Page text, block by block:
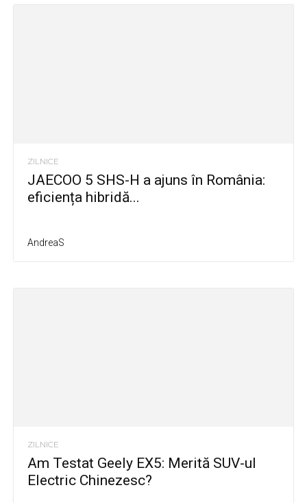
ZILNICE
JAECOO 5 SHS-H a ajuns în România:
eficiența hibridă...
AndreaS
ZILNICE
Am Testat Geely EX5: Merită SUV-ul
Electric Chinezesc?